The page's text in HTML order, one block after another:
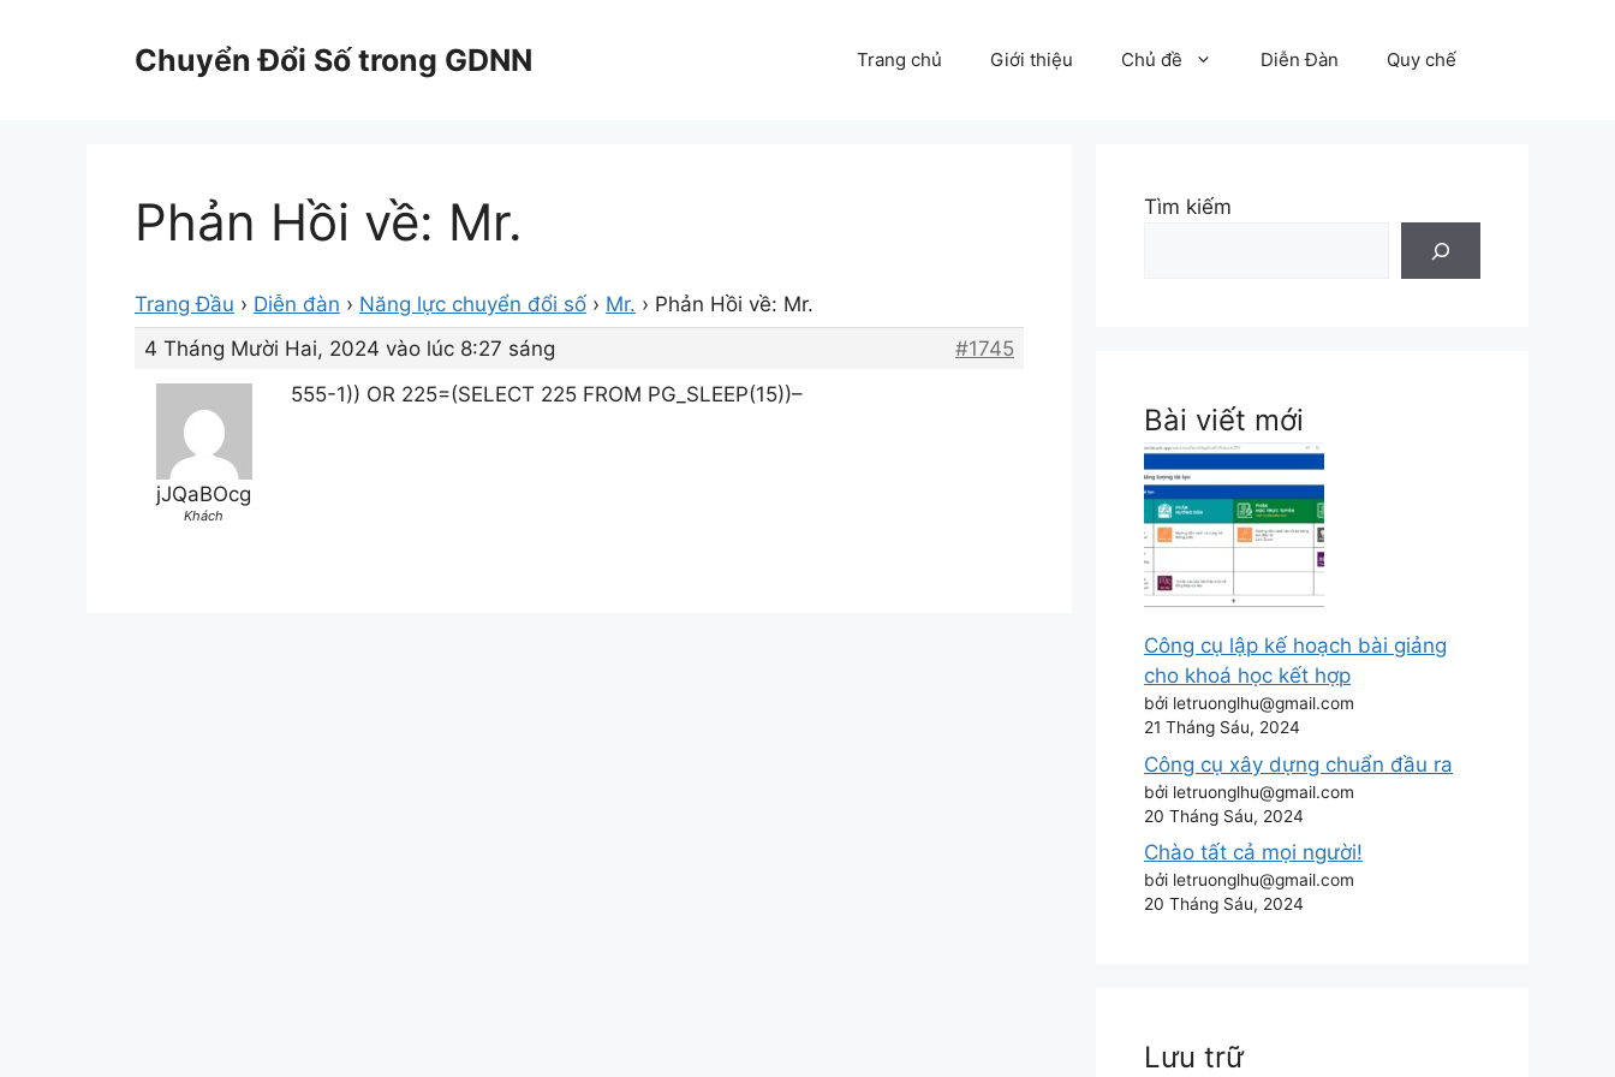
Chuyển Đổi Số trong GDNN Trang chủ Giới thiệu Chủ đề Diễn Đàn Quy chế
Phản Hồi về: Mr.
Trang Đầu › Diễn đàn › Năng lực chuyển đổi số › Mr. › Phản Hồi về: Mr.
4 Tháng Mười Hai, 2024 vào lúc 8:27 sáng
#1745
jJQaBOcg
Khách
555-1)) OR 225=(SELECT 225 FROM PG_SLEEP(15))–
Tìm kiếm
Bài viết mới
Công cụ lập kế hoạch bài giảng
cho khoá học kết hợp
bởi letruonglhu@gmail.com
21 Tháng Sáu, 2024
Công cụ xây dựng chuẩn đầu ra
bởi letruonglhu@gmail.com
20 Tháng Sáu, 2024
Chào tất cả mọi người!
bởi letruonglhu@gmail.com
20 Tháng Sáu, 2024
Lưu trữ